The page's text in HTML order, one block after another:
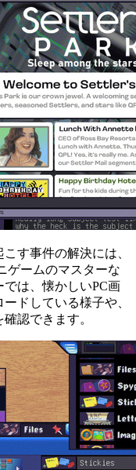
す事件の解決には、
ゲームのマスターな
は、懐かしいPC画
ドしている様子や、
認できます。